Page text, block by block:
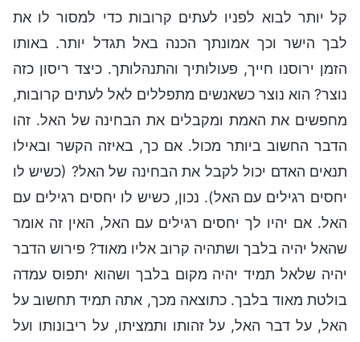
קל יותר לבוא לפניו לעתים קרובות כדי למסור לו את
לבך הישר וכך אמונתך הכנה באל תגדל יותר. באותו
הזמן ירוסנו חייך, פעולותיך והתנהלותך. כיצד ריסון כזה
נוצר? הוא נוצר כשאנשים מתפללים לאל לעתים קרובות,
מחפשים את האמת ומקבלים את הבחינה של האל. זהו
הדבר החשוב ביותר מכול. אם כך, באיזה הקשר ובאילו
תנאים האדם יכול לקבל את הבחינה של האל? (כשיש לו
יחסים רגילים עם האל). נכון, כשיש לו יחסים רגילים עם
האל. אם יהיו לך יחסים רגילים עם האל, האין זה אומר
שהאל יהיה בלבך ושתהיה קרוב אליו מאוד? פירוש הדבר
יהיה שלאל תמיד יהיה מקום בלבך ושהוא יתפוס עמדה
בולטת מאוד בלבך. כתוצאה מכך, אתה תמיד תחשוב על
האל, על דבר האל, על זהותו ותמציתו, על ריבונותו ועל